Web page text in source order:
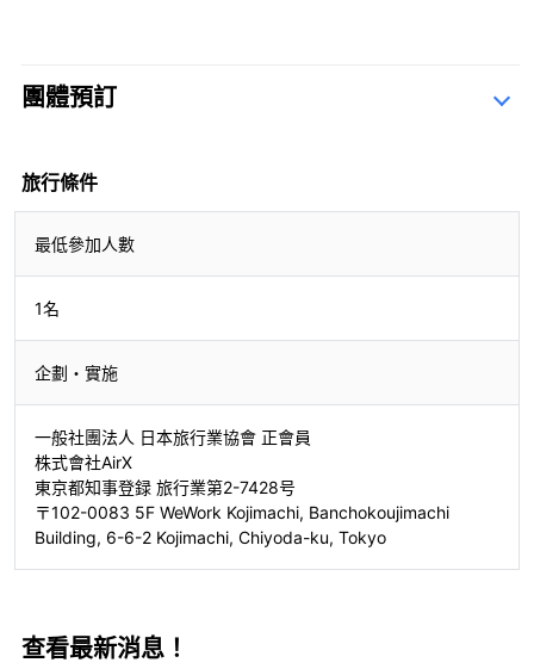
團體預訂
旅行條件
最低參加人數
1名
企劃・實施
一般社團法人 日本旅行業協會 正會員
株式會社AirX
東京都知事登録 旅行業第2-7428号
〒102-0083 5F WeWork Kojimachi, Banchokoujimachi
Building, 6-6-2 Kojimachi, Chiyoda-ku, Tokyo
查看最新消息！